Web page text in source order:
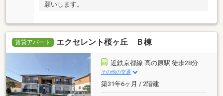
願いします。
賃貸アパート エクセレント桜ヶ丘 Ｂ棟
近鉄京都線 高の原駅 徒歩28分
その他の交通
築31年6ヶ月 / 2階建